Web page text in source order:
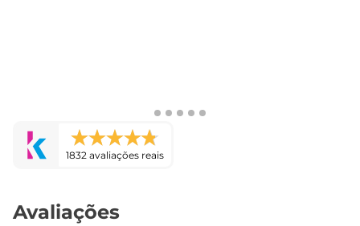
1832 avaliações reais
Avaliações